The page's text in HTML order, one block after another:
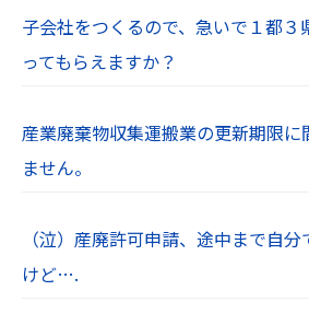
子会社をつくるので、急いで１都３
ってもらえますか？
産業廃棄物収集運搬業の更新期限に
ません。
（泣）産廃許可申請、途中まで自
けど….